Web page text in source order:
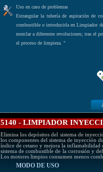
Uso en caso de problemas
Estrangular la tubería de aspiración de
combustible o introducirla en Limpiador
mezclar a diferentes revoluciones; tras el
el proceso de limpieza. "
5140 - LIMPIADOR
Elimina los depósitos del sistema de
los componentes del sistema de inyección
índice de cetano y mejora la inflamabilidad
sistema de combustible de la corrosión y
Los motores limpios consumen menos
MODO DE USO